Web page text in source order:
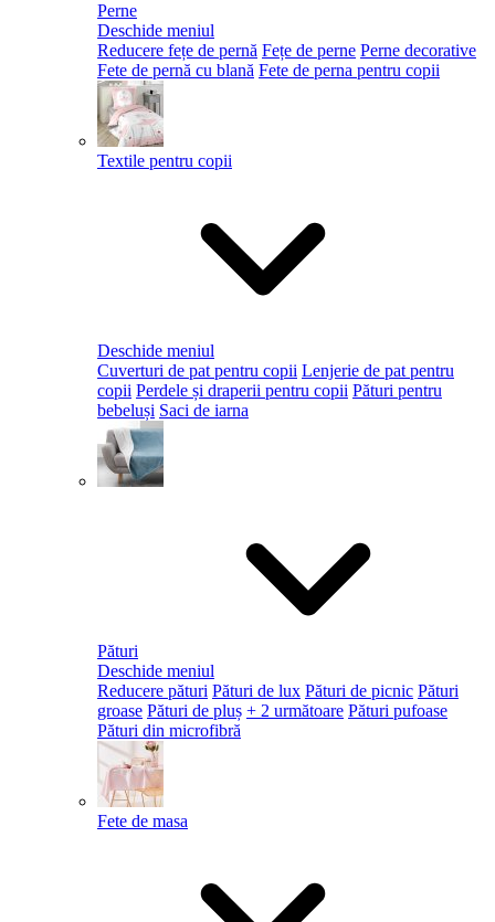
Perne
Deschide meniul
Reducere fețe de pernă Fețe de perne Perne decorative
Fete de pernă cu blană Fete de perna pentru copii
Textile pentru copii
Deschide meniul
Cuverturi de pat pentru copii Lenjerie de pat pentru
copii Perdele și draperii pentru copii Pături pentru
bebeluși Saci de iarna
Pături
Deschide meniul
Reducere pături Pături de lux Pături de picnic Pături
groase Pături de pluș + 2 următoare Pături pufoase
Pături din microfibră
Fete de masa